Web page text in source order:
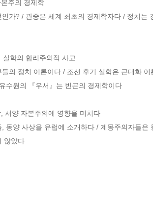
주의 경제학
인가? / 관중은 세계 최초의 경제학자다 / 정치
실학의 합리주의적 사고
들의 정치 이론이다 / 조선 후기 실학은 근대화
수원의 『우서』는 빈곤의 경제학이다
서양 자본주의에 영향을 미치다
, 동양 사상을 유럽에 소개하다 / 계몽주의자들
않았다